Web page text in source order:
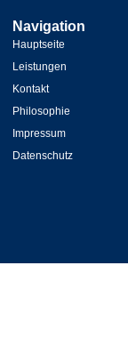
Navigation
Hauptseite
Leistungen
Kontakt
Philosophie
Impressum
Datenschutz